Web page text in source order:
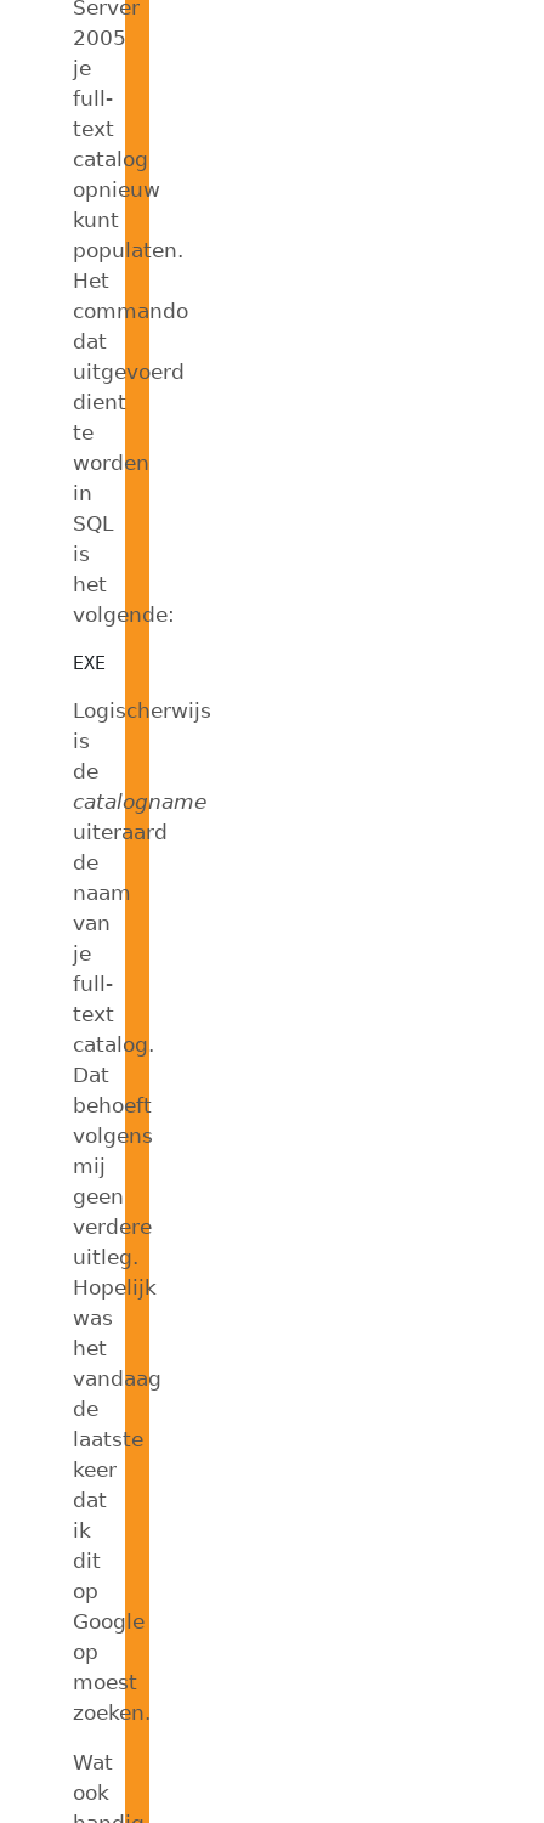
Server
2005
je
full-
text
catalog
opnieuw
kunt
populaten.
Het
commando
dat
uitgevoerd
dient
te
worden
in
SQL
is
het
volgende:
Logischerwijs
is
de
catalogname
uiteraard
de
naam
van
je
full-
text
catalog.
Dat
behoeft
volgens
mij
geen
verdere
uitleg.
Hopelijk
was
het
vandaag
de
laatste
keer
dat
ik
dit
op
Google
op
moest
zoeken.
Wat
ook